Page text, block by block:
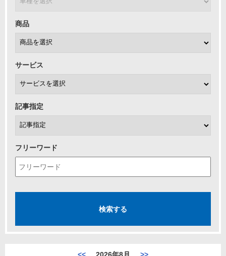
商品
サービス
記事指定
フリーワード
<< 2026年8月 >>